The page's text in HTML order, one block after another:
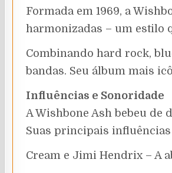
Formada em 1969, a
harmonizadas – um estilo
Combinando hard rock,
bandas. Seu álbum mais
Influências e Sonoridade
A Wishbone Ash bebeu
Suas principais
Cream e Jimi Hendrix – A